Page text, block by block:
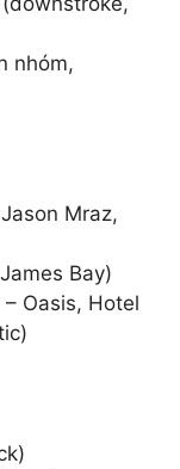
nhóm,
Mraz,
Bay)
Oasis, Hotel